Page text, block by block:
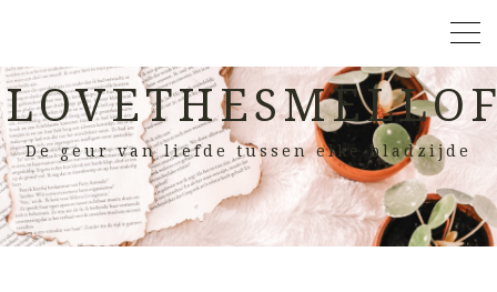
De geur van liefde tussen elke bladzijde